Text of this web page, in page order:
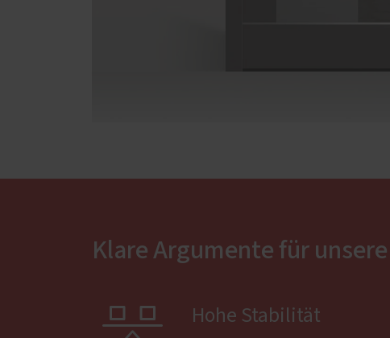
Klare Argumente für
 Hohe Stabilität